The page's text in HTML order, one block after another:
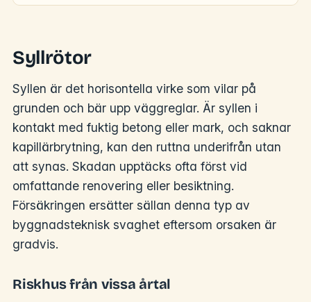
Syllrötor
Syllen är det horisontella virke som vilar på
grunden och bär upp väggreglar. Är syllen i
kontakt med fuktig betong eller mark, och saknar
kapillärbrytning, kan den ruttna underifrån utan
att synas. Skadan upptäcks ofta först vid
omfattande renovering eller besiktning.
Försäkringen ersätter sällan denna typ av
byggnadsteknisk svaghet eftersom orsaken är
gradvis.
Riskhus från vissa årtal